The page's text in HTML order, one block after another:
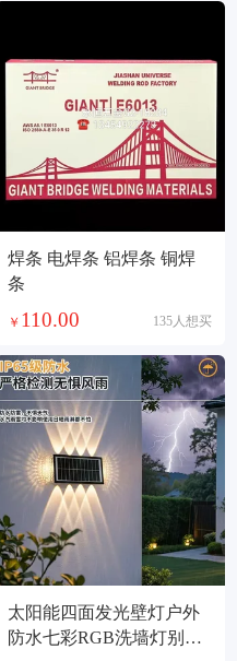
焊条 电焊条 铝焊条 铜焊
条
￥ 110.00 135人想买
太阳能四面发光壁灯户外
防水七彩RGB洗墙灯别墅